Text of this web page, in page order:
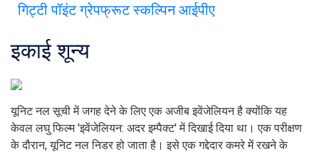
गिट्टी पॉइंट ग्रेपफ्रूट स्कल्पिन आईपीए
इकाई शून्य
यूनिट नल सूची में जगह देने के लिए एक अजीब इवेंजेलियन है क्योंकि यह
केवल लघु फिल्म 'इवेंजेलियन: अदर इम्पैक्ट' में दिखाई दिया था। एक परीक्षण
के दौरान, यूनिट नल निडर हो जाता है। इसे एक गद्देदार कमरे में रखने के